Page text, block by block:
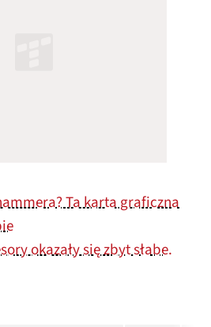
Ta karta graficzna
okazały się zbyt słabe.